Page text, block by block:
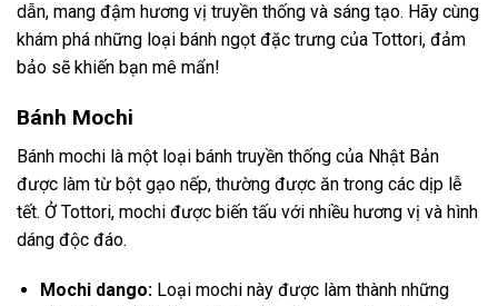
dẫn, mang đậm hương vị truyền thống và sáng tạo. Hãy cùng
khám phá những loại bánh ngọt đặc trưng của Tottori, đảm
bảo sẽ khiến bạn mê mẩn!
Bánh Mochi
Bánh mochi là một loại bánh truyền thống của Nhật Bản
được làm từ bột gạo nếp, thường được ăn trong các dịp lễ
tết. Ở Tottori, mochi được biến tấu với nhiều hương vị và hình
dáng độc đáo.
Mochi dango:Loại mochi này được làm thành những